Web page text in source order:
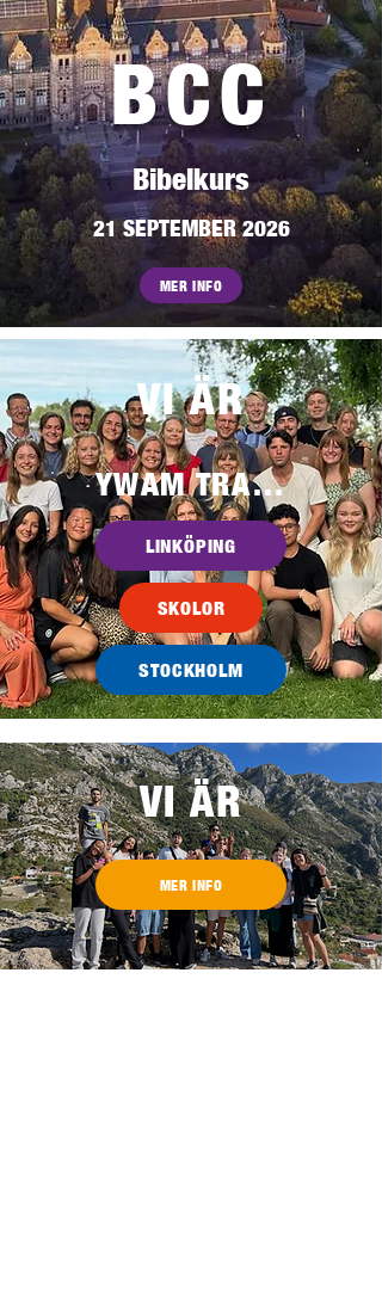
BCC
Bibelkurs
21 SEPTEMBER 2026
MER INFO
VI ÄR
YWAM TRANSFORM
LINKÖPING
SKOLOR
STOCKHOLM
VI ÄR
MER INFO